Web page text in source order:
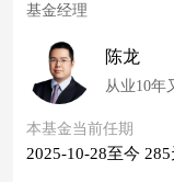
基金经理
陈龙
从业10年
本基金当前任期
2025-10-28至今 285